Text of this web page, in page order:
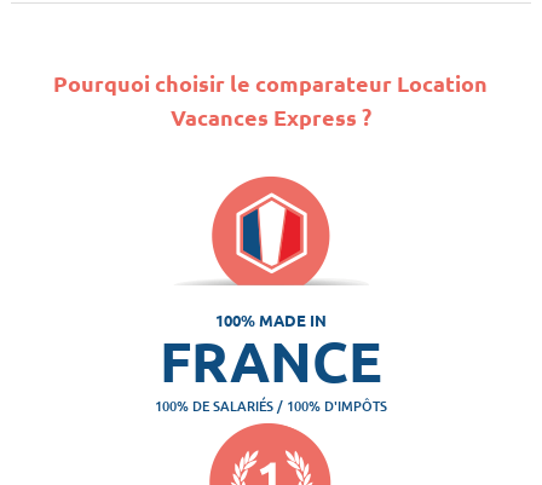
Pourquoi choisir le comparateur Location
Vacances Express ?
100% MADE IN
FRANCE
100% DE SALARIÉS / 100% D'IMPÔTS